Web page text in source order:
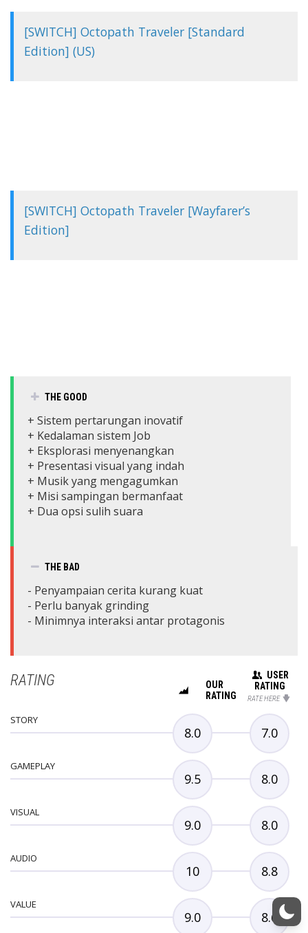
[SWITCH] Octopath Traveler [Standard
Edition] (US)
[SWITCH] Octopath Traveler [Wayfarer’s
Edition]
THE GOOD
+ Sistem pertarungan inovatif
+ Kedalaman sistem Job
+ Eksplorasi menyenangkan
+ Presentasi visual yang indah
+ Musik yang mengagumkan
+ Misi sampingan bermanfaat
+ Dua opsi sulih suara
THE BAD
- Penyampaian cerita kurang kuat
- Perlu banyak grinding
- Minimnya interaksi antar protagonis
RATING
OUR
RATING
USER
RATING
RATE HERE
STORY
8.0 7.0
GAMEPLAY
9.5 8.0
VISUAL
9.0 8.0
AUDIO
10 8.8
VALUE
9.0 8.6